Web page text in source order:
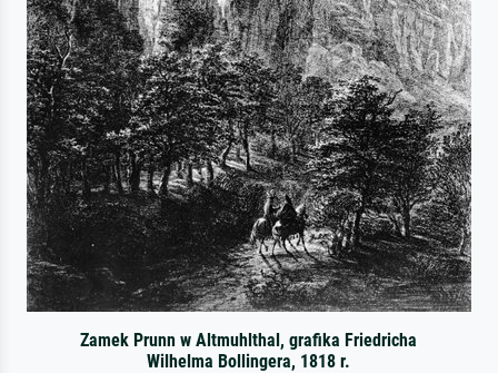
Zamek Prunn w Altmuhlthal, grafika Friedricha
Wilhelma Bollingera, 1818 r.